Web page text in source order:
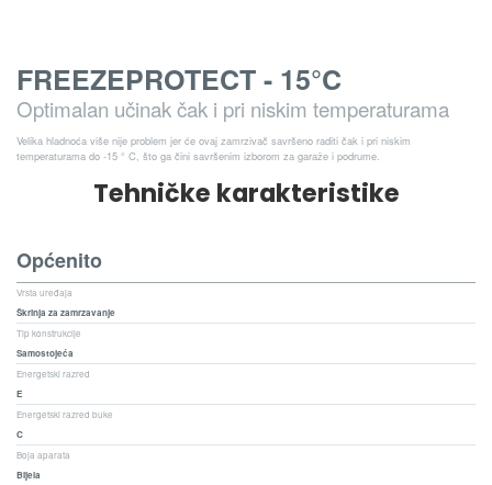
FREEZEPROTECT - 15°C
Optimalan učinak čak i pri niskim temperaturama
Velika hladnoća više nije problem jer će ovaj zamrzivač savršeno raditi čak i pri niskim
temperaturama do -15 ° C, što ga čini savršenim izborom za garaže i podrume.
Tehničke karakteristike
Općenito
Vrsta uređaja
Škrinja za zamrzavanje
Tip konstrukcije
Samostojeća
Energetski razred
E
Energetski razred buke
C
Boja aparata
Bijela